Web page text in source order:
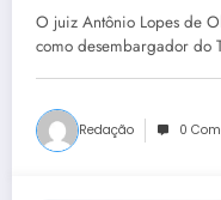
O juiz Antônio Lopes de
como desembargador do
Redação 0